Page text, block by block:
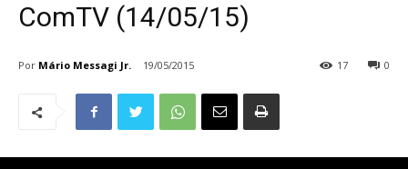
ComTV (14/05/15)
Por Mário Messagi Jr. 19/05/2015 0
17